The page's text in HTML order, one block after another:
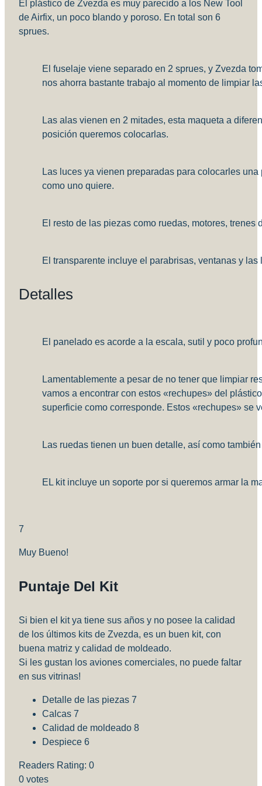
El plástico de Zvezda es muy parecido a los New Tool
de Airfix, un poco blando y poroso. En total son 6
sprues.
El fuselaje viene separado en 2 sprues, y Zvezda
nos ahorra bastante trabajo al momento de limpiar
Las alas vienen en 2 mitades, esta maqueta a
posición queremos colocarlas.
Las luces ya vienen preparadas para colocarles
como uno quiere.
El resto de las piezas como ruedas, motores,
El transparente incluye el parabrisas, ventanas y
Detalles
El panelado es acorde a la escala, sutil y poco
Lamentablemente a pesar de no tener que limpiar
vamos a encontrar con estos «rechupes» del
superficie como corresponde. Estos «rechupes» se
Las ruedas tienen un buen detalle, así como
EL kit incluye un soporte por si queremos armar la
7
Muy Bueno!
Puntaje Del Kit
Si bien el kit ya tiene sus años y no posee la calidad
de los últimos kits de Zvezda, es un buen kit, con
buena matriz y calidad de moldeado.
Si les gustan los aviones comerciales, no puede faltar
en sus vitrinas!
Detalle de las piezas 7
Calcas 7
Calidad de moldeado 8
Despiece 6
Readers Rating: 0
0 votes